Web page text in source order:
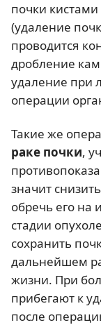
почки
(удаление
проводится
дробление
удаление при
операции
Такие же
раке почки,
значит
обречь его на
стадии
сохранить
дальнейшем
жизни. При
прибегают к
после